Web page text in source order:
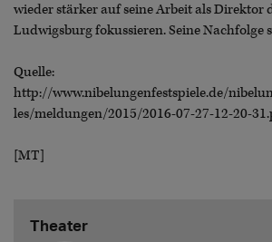
wieder stärker auf seine Arbeit als Direktor
Ludwigsburg fokussieren. Seine Nachfolge
Quelle:
http://www.nibelungenfestspiele.de/
les/meldungen/2015/2016-07-27-12-20-
[MT]
Theater